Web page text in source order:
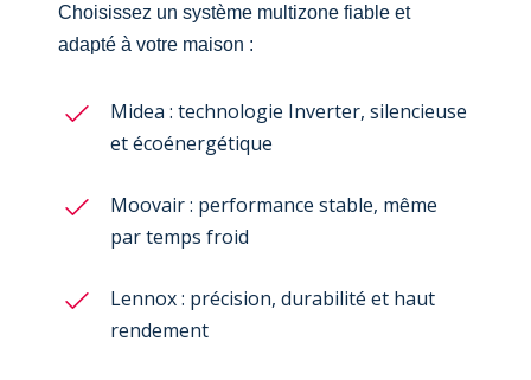
Choisissez un système multizone fiable et
adapté à votre maison :
Midea : technologie Inverter, silencieuse
et écoénergétique
Moovair : performance stable, même
par temps froid
Lennox : précision, durabilité et haut
rendement